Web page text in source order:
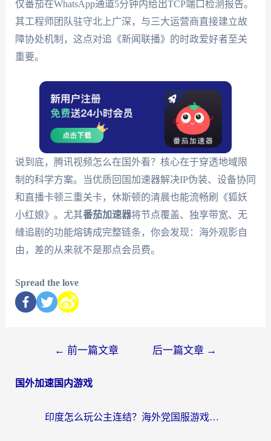
仅番茄在WhatsApp通道5分钟内给出TCP端口检测报告。
其工程师团队驻守北上广深，与三大运营商直接建立故
障协处机制，这点对追《新闻联播》的时政爱好者至关
重要。
说到底，腾讯视频怎么在国外看？核心在于穿透地域限
制的科学方案。当优质回国加速器解决IP伪装、设备协同
和直播卡顿三重关卡，休斯顿的清晨也能流畅刷《狐妖
小红娘》。尤其番茄加速器将节点覆盖、独享带宽、无
缝追剧的功能熔铸成完整链条，你会发现：海外观影自
由，差的从来就不是那点会员费。
Spread the love
← 前一篇文章 后一篇文章 →
国外加速国内游戏
印度怎么玩公主连结？海外党国服游戏加速终极指南（附仙境传说RO重生细胞优化技巧）